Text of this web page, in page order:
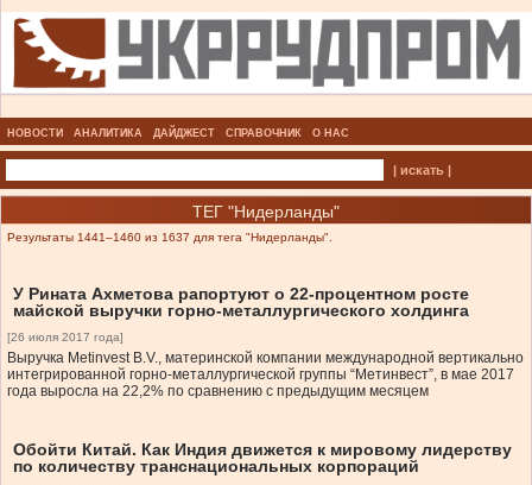
НОВОСТИ АНАЛИТИКА ДАЙДЖЕСТ СПРАВОЧНИК О НАС
| искать |
ТЕГ "Нидерланды"
Результаты 1441–1460 из 1637 для тега "Нидерланды".
У Рината Ахметова рапортуют о 22-процентном росте
майской выручки горно-металлургического холдинга
[26 июля 2017 года]
Выручка Metinvest B.V., материнской компании международной вертикально
интегрированной горно-металлургической группы “Метинвест”, в мае 2017
года выросла на 22,2% по сравнению с предыдущим месяцем
Обойти Китай. Как Индия движется к мировому лидерству
по количеству транснациональных корпораций